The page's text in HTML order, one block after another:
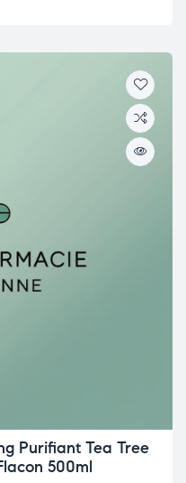
Purifiant Tea Tree
500ml